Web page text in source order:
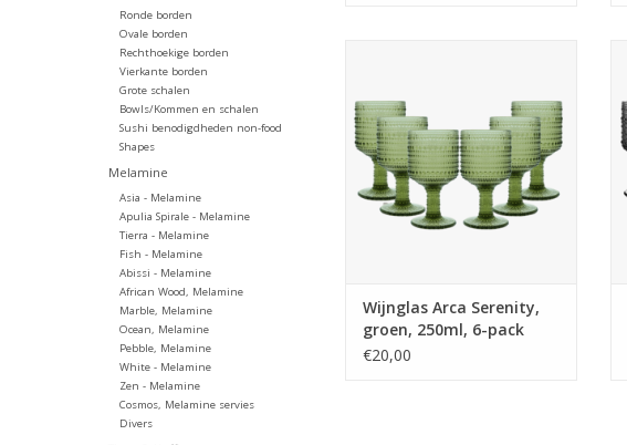
Ronde borden
Ovale borden
Rechthoekige borden
Vierkante borden
Grote schalen
Bowls/Kommen en schalen
Sushi benodigdheden non-food
Shapes
Melamine
Asia - Melamine
Apulia Spirale - Melamine
Tierra - Melamine
Fish - Melamine
Abissi - Melamine
African Wood, Melamine
Marble, Melamine
Ocean, Melamine
Pebble, Melamine
White - Melamine
Zen - Melamine
Cosmos, Melamine servies
Divers
unieke en robuuste look, past
voor elke gelegenheid.
Geschikt voor de vaatwas
Beschikbaar in paars, blauw,
grijs, groen en helder
Bestaat in 2 versies: tumbler en
Wijnglas Arca Serenity,
groen, 250ml, 6-pack
€20,00